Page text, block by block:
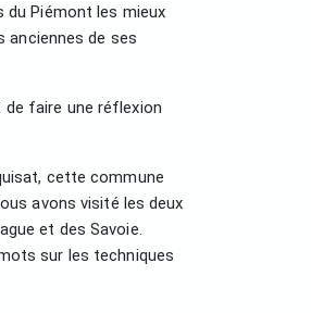
du Piémont les mieux
anciennes de ses
de faire une réflexion
cette commune
avons visité les deux
et des Savoie.
sur les techniques